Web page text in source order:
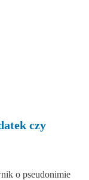
czy
o pseudonimie